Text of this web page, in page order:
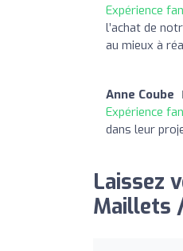
Expérience
l’achat de
au mieux à
Anne Coube
Expérience
dans leur
Laissez
Maillets